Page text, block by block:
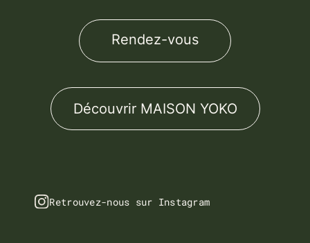
Rendez-vous
Découvrir MAISON YOKO
Retrouvez-nous sur Instagram